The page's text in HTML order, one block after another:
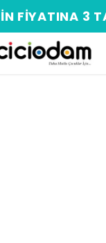
FIYATINA 3